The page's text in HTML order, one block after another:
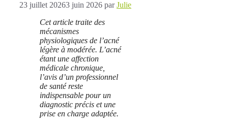
23 juillet 20263 juin 2026 parJulie
Cet article traite des
mécanismes
physiologiques de l’acné
légère à modérée. L’acné
étant une affection
médicale chronique,
l’avis d’un professionnel
de santé reste
indispensable pour un
diagnostic précis et une
prise en charge adaptée.